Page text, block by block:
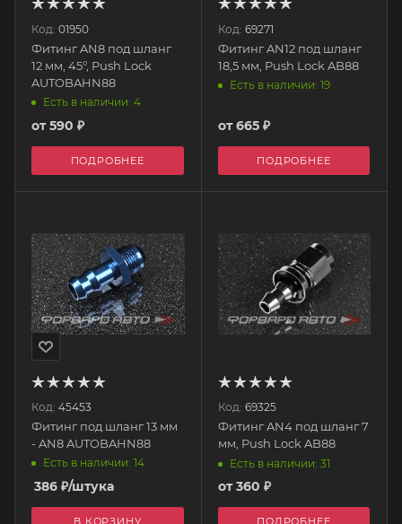
Код: 01950
Фитинг AN8 под шланг
12 мм, 45°, Push Lock
AUTOBAHN88
Есть в наличии: 4
от590 ₽
ПОДРОБНЕЕ
Код: 69271
Фитинг AN12 под шланг
18,5 мм, Push Lock AB88
Есть в наличии: 19
от665 ₽
ПОДРОБНЕЕ
Код: 45453
Фитинг под шланг 13 мм
- AN8 AUTOBAHN88
Есть в наличии: 14
386 ₽/штука
В КОРЗИНУ
Код: 69325
Фитинг AN4 под шланг 7
мм, Push Lock AB88
Есть в наличии: 31
от360 ₽
ПОДРОБНЕЕ